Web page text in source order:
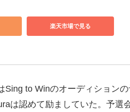
楽天市場で見る
to Winのオーディションの
は認めて励ましていた。予選